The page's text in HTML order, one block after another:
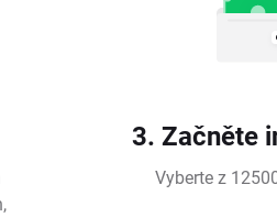
3. Začněte
Vyberte z